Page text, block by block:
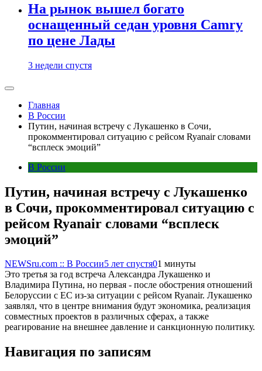
На рынок вышел богато
оснащенный седан уровня Camry
по цене Лады
3 недели спустя
Главная
В России
Путин, начиная встречу с Лукашенко в Сочи,
прокомментировал ситуацию с рейсом Ryanair словами
“всплеск эмоций”
В России
Путин, начиная встречу с Лукашенко
в Сочи, прокомментировал ситуацию с
рейсом Ryanair словами “всплеск
эмоций”
NEWSru.com :: В России5 лет спустя01 минуты
Это третья за год встреча Александра Лукашенко и
Владимира Путина, но первая - после обострения отношений
Белоруссии с ЕС из-за ситуации с рейсом Ryanair. Лукашенко
заявлял, что в центре внимания будут экономика, реализация
совместных проектов в различных сферах, а также
реагирование на внешнее давление и санкционную политику.
Навигация по записям